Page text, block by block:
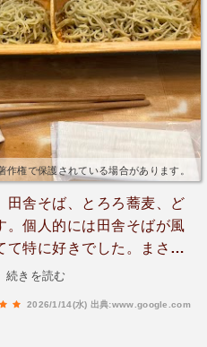
作権で保護されている場合があります。
田舎そば、とろろ蕎麦、ど
。個人的には田舎そばが風
て特に好きでした。まさか
しいお蕎麦に出会えるとは
続きを読む
2026/1/14(水) 出典:www.google.com